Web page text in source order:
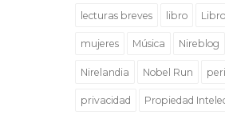
lecturas breves libro
mujeres Música Nireblog
Nirelandia Nobel Run
privacidad Propiedad